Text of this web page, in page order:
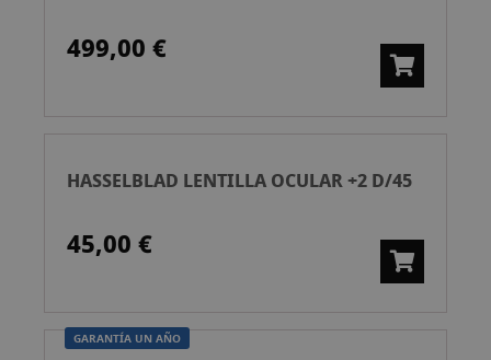
499,00 €
HASSELBLAD LENTILLA OCULAR +2 D/45
45,00 €
GARANTÍA UN AÑO